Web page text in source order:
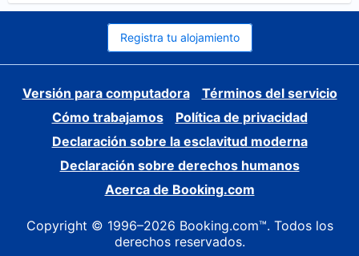
Registra tu alojamiento
Versión para computadora
Términos del servicio
Cómo trabajamos
Política de privacidad
Declaración sobre la esclavitud moderna
Declaración sobre derechos humanos
Acerca de Booking.com
Copyright © 1996–2026 Booking.com™. Todos los
derechos reservados.